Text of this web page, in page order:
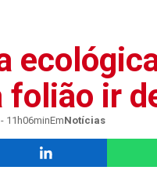
folião ir
11h06minEmNotícias